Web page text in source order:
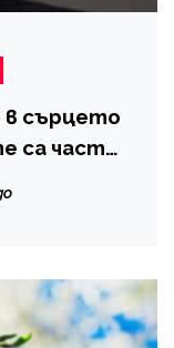
в сърцето
са част